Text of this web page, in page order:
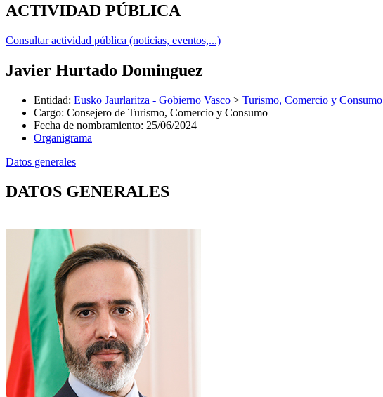
ACTIVIDAD PÚBLICA
Consultar actividad pública (noticias, eventos,...)
Javier Hurtado Dominguez
Entidad: Eusko Jaurlaritza - Gobierno Vasco > Turismo, Comercio y Consumo
Cargo: Consejero de Turismo, Comercio y Consumo
Fecha de nombramiento: 25/06/2024
Organigrama
Datos generales
DATOS GENERALES